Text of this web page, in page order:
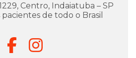
Centro, Indaiatuba – SP
pacientes de todo o Brasil